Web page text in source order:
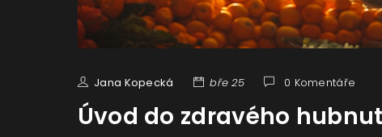
Jana Kopecká bře 25 0 Komentáře
Úvod do zdravého